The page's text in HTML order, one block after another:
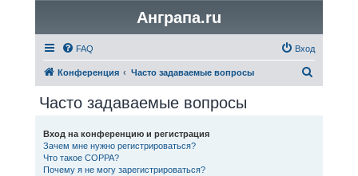
Анграпа.ru
FAQ Вход
Конференция Часто задаваемые вопросы
Часто задаваемые вопросы
Вход на конференцию и регистрация
Зачем мне нужно регистрироваться?
Что такое COPPA?
Почему я не могу зарегистрироваться?